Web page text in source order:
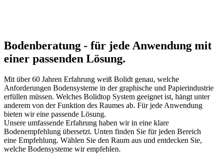
Bodenberatung - für jede Anwendung mit
einer passenden Lösung.
Mit über 60 Jahren Erfahrung weiß Bolidt genau, welche
Anforderungen Bodensysteme in der graphische und Papierindustrie
erfüllen müssen. Welches Bolidtop System geeignet ist, hängt unter
anderem von der Funktion des Raumes ab. Für jede Anwendung
bieten wir eine passende Lösung.
Unsere umfassende Erfahrung haben wir in eine klare
Bodenempfehlung übersetzt. Unten finden Sie für jeden Bereich
eine Empfehlung. Wählen Sie den Raum aus und entdecken Sie,
welche Bodensysteme wir empfehlen.